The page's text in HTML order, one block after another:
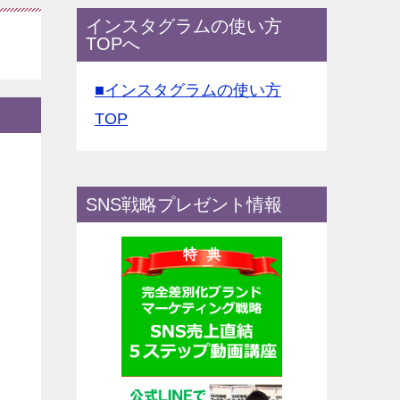
インスタグラムの使い方
TOPへ
■インスタグラムの使い方
TOP
SNS戦略プレゼント情報